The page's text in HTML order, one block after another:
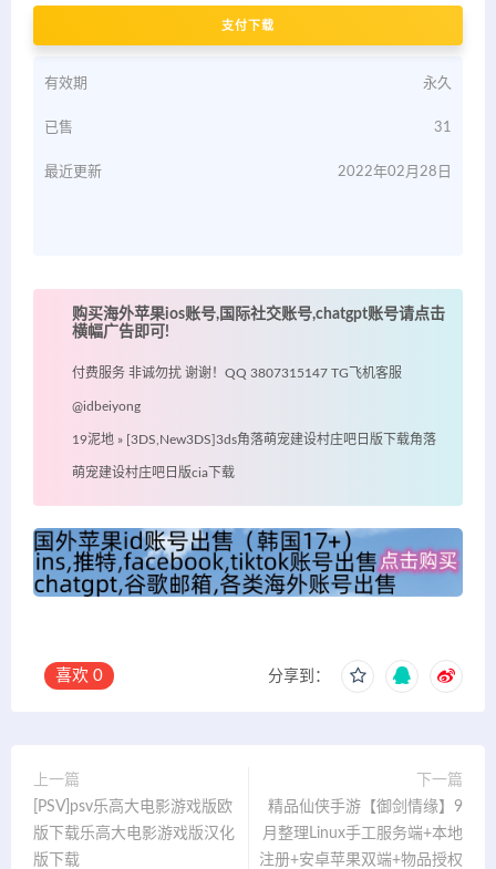
支付下载
有效期 永久
已售 31
最近更新 2022年02月28日
购买海外苹果ios账号,国际社交账号,chatgpt账号请点击
横幅广告即可!
付费服务 非诚勿扰 谢谢！QQ 3807315147 TG飞机客服
@idbeiyong
19泥地 » [3DS,New3DS]3ds角落萌宠建设村庄吧日版下载角落
萌宠建设村庄吧日版cia下载
喜欢 0 分享到：
上一篇
[PSV]psv乐高大电影游戏版欧
版下载乐高大电影游戏版汉化
版下载
下一篇
精品仙侠手游【御剑情缘】9
月整理Linux手工服务端+本地
注册+安卓苹果双端+物品授权